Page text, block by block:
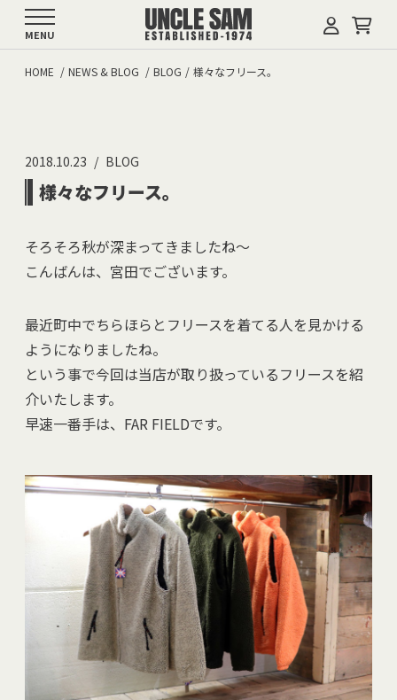
MENU
HOME NEWS & BLOG BLOG 様々なフリース。
2018.10.23 BLOG
様々なフリース。
そろそろ秋が深まってきましたね～
こんばんは、宮田でございます。
最近町中でちらほらとフリースを着てる人を見かける
ようになりましたね。
という事で今回は当店が取り扱っているフリースを紹
介いたします。
早速一番手は、FAR FIELDです。